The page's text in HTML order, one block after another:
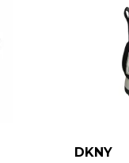
DKNY